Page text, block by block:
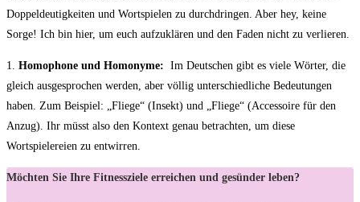
Doppeldeutigkeiten und Wortspielen‌ zu durchdringen.‍ Aber hey, keine
Sorge! Ich bin hier, um euch aufzuklären und den Faden nicht zu verlieren.
1. Homophone ‌und Homonyme: ⁣ Im⁤ Deutschen gibt es viele Wörter, die
gleich ausgesprochen werden, aber völlig unterschiedliche Bedeutungen
haben.​ Zum Beispiel: „Fliege“ ‍(Insekt) und „Fliege“ (Accessoire für den
Anzug). Ihr müsst also den ⁤Kontext genau betrachten, um diese
Wortspielereien‍ zu​ entwirren.
Möchten Sie Ihre Fitnessziele erreichen und gesünder leben?